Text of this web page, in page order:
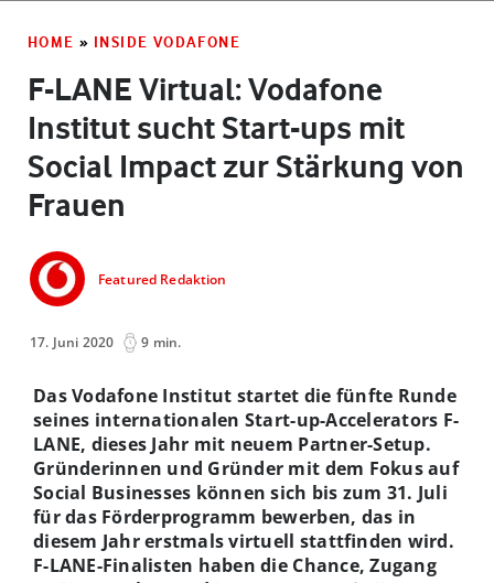
HOME » INSIDE VODAFONE
F-LANE Virtual: Vodafone
Institut sucht Start-ups mit
Social Impact zur Stärkung von
Frauen
Featured Redaktion
17. Juni 2020 9 min.
Das Vodafone Institut startet die fünfte Runde
seines internationalen Start-up-Accelerators F-
LANE, dieses Jahr mit neuem Partner-Setup.
Gründerinnen und Gründer mit dem Fokus auf
Social Businesses können sich bis zum 31. Juli
für das Förderprogramm bewerben, das in
diesem Jahr erstmals virtuell stattfinden wird.
F-LANE-Finalisten haben die Chance, Zugang